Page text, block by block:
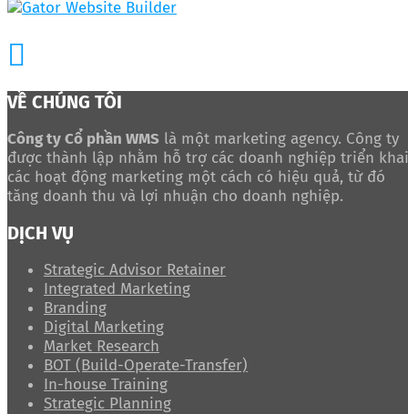
VỀ CHÚNG TÔI
Công ty Cổ phần WMS là một marketing agency. Công ty
được thành lập nhằm hỗ trợ các doanh nghiệp triển khai
các hoạt động marketing một cách có hiệu quả, từ đó
tăng doanh thu và lợi nhuận cho doanh nghiệp.
DỊCH VỤ
Strategic Advisor Retainer
Integrated Marketing
Branding
Digital Marketing
Market Research
BOT (Build-Operate-Transfer)
In-house Training
Strategic Planning